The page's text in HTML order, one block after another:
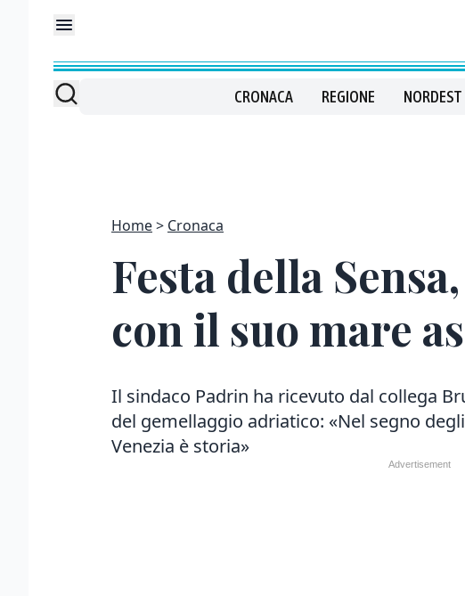
CRONACA REGIONE NORDEST
Home Cronaca
Festa della
con il suo mare
Il sindaco Padrin ha ricevuto dal collega
del gemellaggio adriatico: «Nel segno
Venezia è storia»